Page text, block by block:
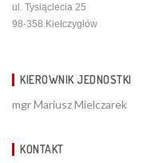
ul. Tysiąclecia 25
98-358 Kiełczygłów
KIEROWNIK JEDNOSTKI
mgr Mariusz Mielczarek
KONTAKT